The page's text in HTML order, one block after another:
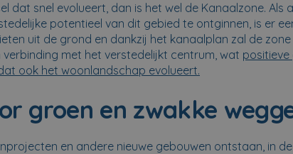
dat snel evolueert, dan is het wel de Kanaalzone.
potentieel van dit gebied te ontginnen, is er
uit de grond en dankzij het kanaalplan zal de
met het verstedelijkt centrum, wat
ook het woonlandschap evolueert.
groen en zwakke
en andere nieuwe gebouwen ontstaan, in